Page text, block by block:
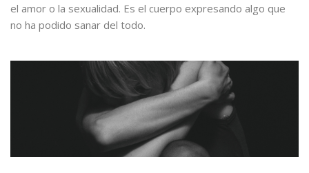
el amor o la sexualidad. Es el cuerpo expresando algo que
no ha podido sanar del todo.